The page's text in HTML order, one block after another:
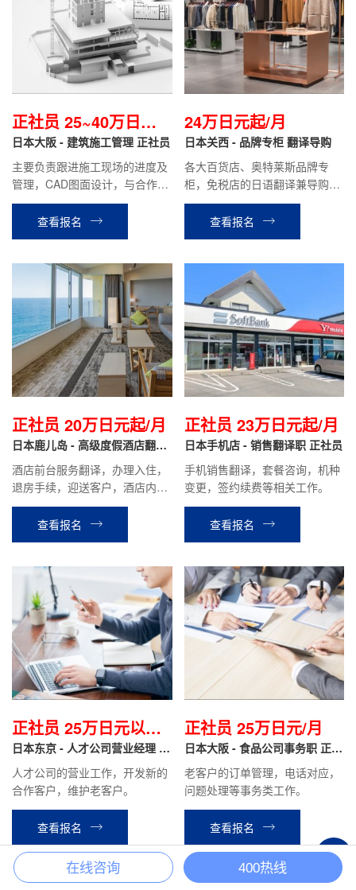
正社员 25~40万日元/
月
日本大阪 - 建筑施工管理 正社员
主要负责跟进施工现场的进度及
管理，CAD图面设计，与合作方
沟通，安全管理等工作。
查看报名
24万日元起/月
日本关西 - 品牌专柜 翻译导购
各大百货店、奥特莱斯品牌专
柜，免税店的日语翻译兼导购等
工作。
查看报名
正社员 20万日元起/月
日本鹿儿岛 - 高级度假酒店翻译
酒店前台服务翻译，办理入住，
退房手续，迎送客户，酒店内设
施介绍引导，餐厅服务，客房整
理等酒店安排的相关工作。
查看报名
正社员 23万日元起/月
日本手机店 - 销售翻译职 正社员
手机销售翻译，套餐咨询，机种
变更，签约续费等相关工作。
查看报名
正社员 25万日元以上/
月
日本东京 - 人才公司营业经理 正
人才公司的营业工作，开发新的
合作客户，维护老客户。
查看报名
正社员 25万日元/月
日本大阪 - 食品公司事务职 正社
老客户的订单管理，电话对应，
问题处理等事务类工作。
查看报名
+
在线咨询 400热线